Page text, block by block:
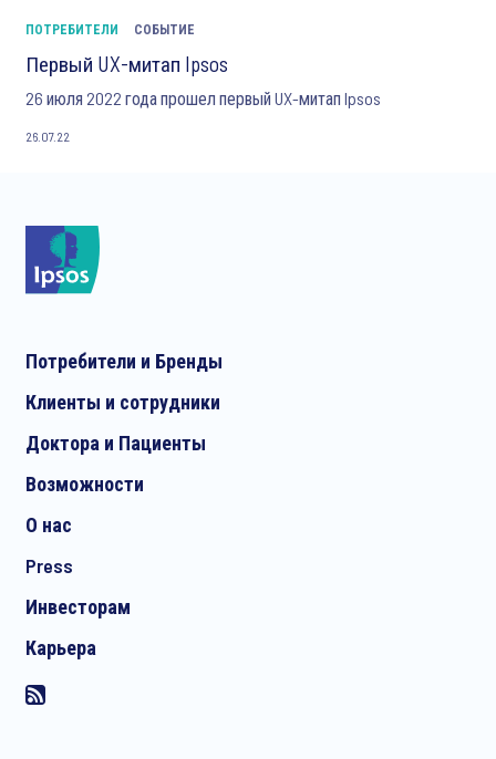
ПОТРЕБИТЕЛИ СОБЫТИЕ
Первый UX-митап Ipsos
26 июля 2022 года прошел первый UX-митап Ipsos
26.07.22
Потребители и Бренды
Клиенты и сотрудники
Доктора и Пациенты
Возможности
О нас
Press
Инвесторам
Карьера